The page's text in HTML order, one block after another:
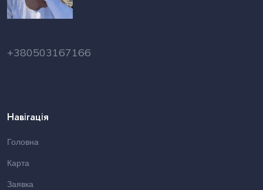
+380503167166
Навігація
Головна
Карта
Заявка